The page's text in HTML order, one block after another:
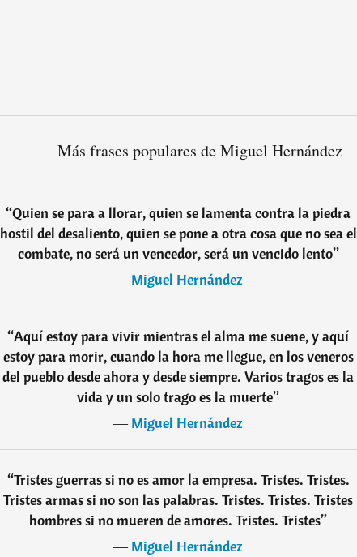
Más frases populares de Miguel Hernández
“Quien se para a llorar, quien se lamenta contra la piedra
hostil del desaliento, quien se pone a otra cosa que no sea el
combate, no será un vencedor, será un vencido lento”
―Miguel Hernández
“Aquí estoy para vivir mientras el alma me suene, y aquí
estoy para morir, cuando la hora me llegue, en los veneros
del pueblo desde ahora y desde siempre. Varios tragos es la
vida y un solo trago es la muerte”
―Miguel Hernández
“Tristes guerras si no es amor la empresa. Tristes. Tristes.
Tristes armas si no son las palabras. Tristes. Tristes. Tristes
hombres si no mueren de amores. Tristes. Tristes”
―Miguel Hernández